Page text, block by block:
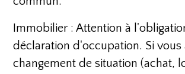
Immobilier : Attention à
déclaration d'occupation. Si vous
changement de situation (achat,